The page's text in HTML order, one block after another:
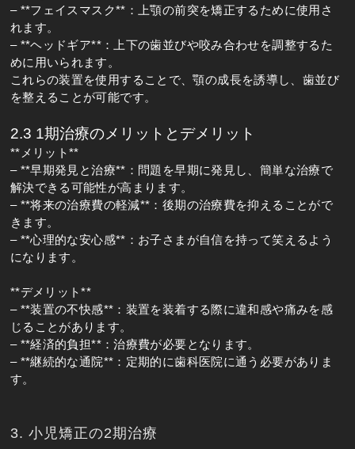
– **フェイスマスク**：上顎の前突を矯正するために使用さ
れます。
– **ヘッドギア**：上下の歯並びや咬み合わせを調整するた
めに用いられます。
これらの装置を使用することで、顎の成長を誘導し、歯並び
を整えることが可能です。
2.3 1期治療のメリットとデメリット
**メリット**
– **早期発見と治療**：問題を早期に発見し、簡単な治療で
解決できる可能性が高まります。
– **将来の治療費の軽減**：後期の治療費を抑えることがで
きます。
– **心理的な安心感**：お子さまが自信を持って笑えるよう
になります。
**デメリット**
– **装置の不快感**：装置を装着する際に違和感や痛みを感
じることがあります。
– **経済的負担**：治療費が必要となります。
– **継続的な通院**：定期的に歯科医院に通う必要がありま
す。
3. 小児矯正の2期治療